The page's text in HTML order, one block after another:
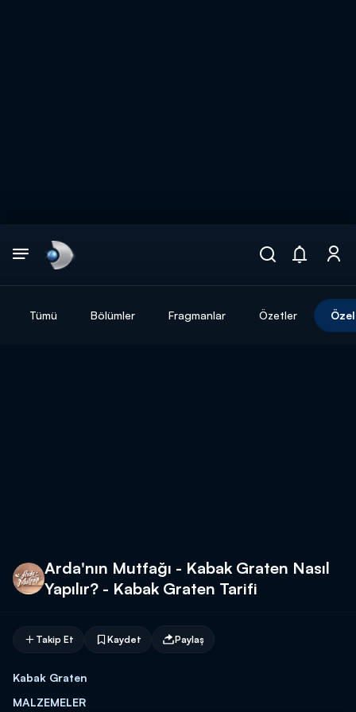
Tümü Bölümler Fragmanlar Özetler
Arda'nın Mutfağı - Kabak Graten Nasıl
Yapılır? - Kabak Graten Tarifi
Takip Et Kaydet Paylaş
Kabak Graten
MALZEMELER